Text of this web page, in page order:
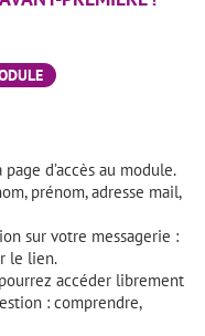
d’accès au module.
prénom, adresse mail,
sur votre messagerie :
le lien.
accéder librement
: comprendre,